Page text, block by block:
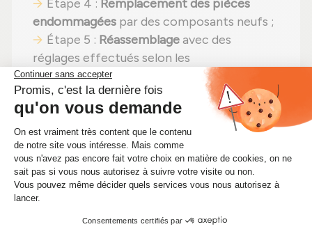
Étape 4 : Remplacement des pièces
endommagées par des composants neufs ;
Étape 5 : Réassemblageavec des
réglages effectués selon les
recommandations du fabricant ;
Étape 6 :Tests complets
sur banc d'essai
Schenck avant envoi.
En choisissant unturbocompresseur
reconditionné, vous faites un pari gagnant :
performances identiques,une solution plus
économique (actuellement à 304,00 €)
choix écologique. Alors pourquoi hésiter